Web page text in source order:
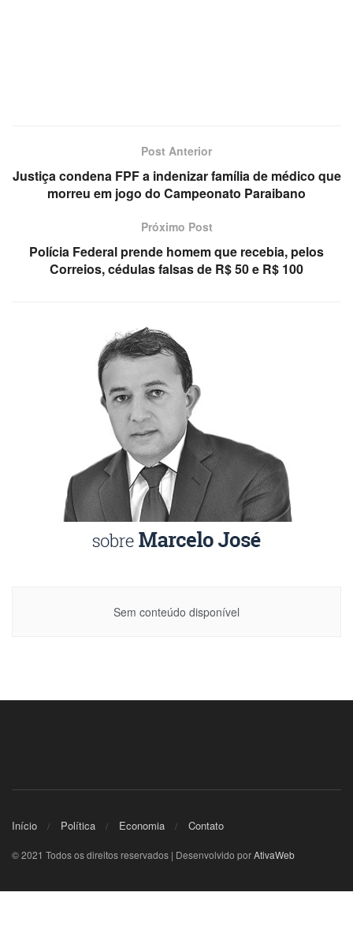
Post Anterior
Justiça condena FPF a indenizar família de médico que
morreu em jogo do Campeonato Paraibano
Próximo Post
Polícia Federal prende homem que recebia, pelos
Correios, cédulas falsas de R$ 50 e R$ 100
Sem conteúdo disponível
Início Política Economia Contato
© 2021 Todos os direitos reservados | Desenvolvido porAtivaWeb